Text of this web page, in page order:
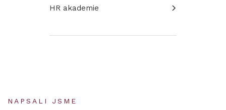
HR akademie
NAPSALI JSME